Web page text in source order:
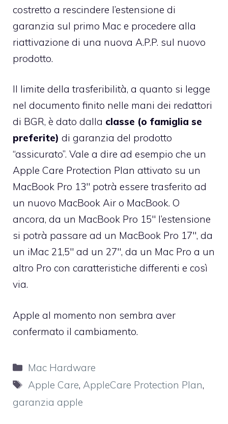
costretto a rescindere l’estensione di
garanzia sul primo Mac e procedere alla
riattivazione di una nuova A.P.P. sul nuovo
prodotto.
Il limite della trasferibilità, a quanto si legge
nel documento finito nelle mani dei redattori
di BGR, è dato dalla classe (o famiglia se
preferite) di garanzia del prodotto
“assicurato”. Vale a dire ad esempio che un
Apple Care Protection Plan attivato su un
MacBook Pro 13″ potrà essere trasferito ad
un nuovo MacBook Air o MacBook. O
ancora, da un MacBook Pro 15″ l’estensione
si potrà passare ad un MacBook Pro 17″, da
un iMac 21,5″ ad un 27″, da un Mac Pro a un
altro Pro con caratteristiche differenti e così
via.
Apple al momento non sembra aver
confermato il cambiamento.
Categorie
Mac Hardware
Tag
Apple Care, AppleCare Protection Plan,
garanzia apple